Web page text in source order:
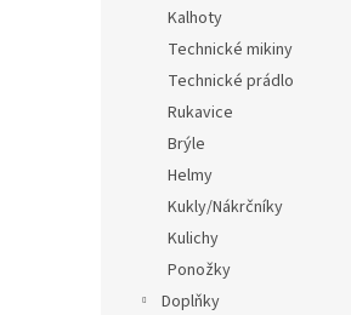
Kalhoty
Technické mikiny
Technické prádlo
Rukavice
Brýle
Helmy
Kukly/Nákrčníky
Kulichy
Ponožky
Doplňky